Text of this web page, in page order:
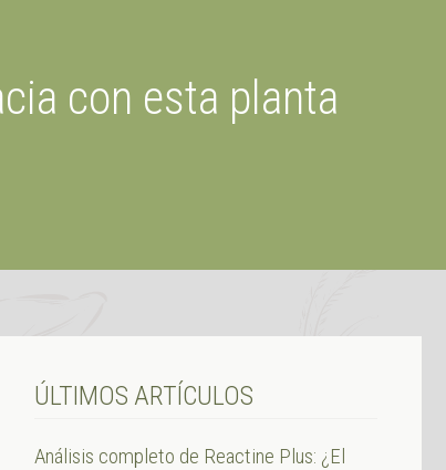
con esta planta
ÚLTIMOS ARTÍCULOS
Análisis completo de Reactine Plus: ¿El